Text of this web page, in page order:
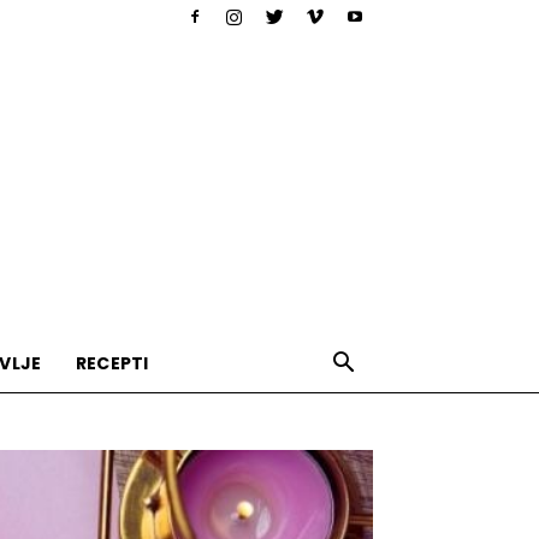
RECEPTI